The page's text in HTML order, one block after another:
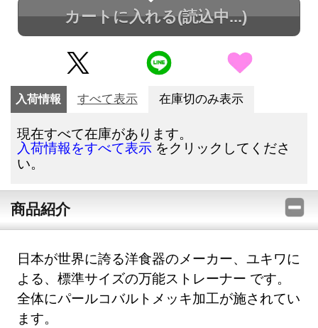
カートに入れる(読込中...)
入荷情報 すべて表示 在庫切のみ表示
現在すべて在庫があります。
入荷情報をすべて表示 をクリックしてくださ
い。
商品紹介
日本が世界に誇る洋食器のメーカー、ユキワに
よる、標準サイズの万能ストレーナー です。
全体にパールコバルトメッキ加工が施されてい
ます。